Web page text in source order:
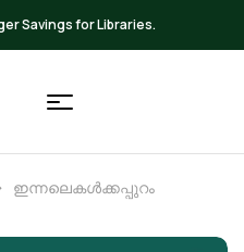
Up to 20% OFF on All Books
ഇന്നലെകൾക്കപ്പുറം